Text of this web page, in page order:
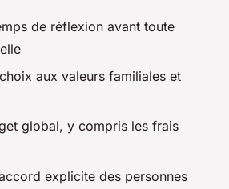
de réflexion avant toute
aux valeurs familiales et
global, y compris les frais
explicite des personnes